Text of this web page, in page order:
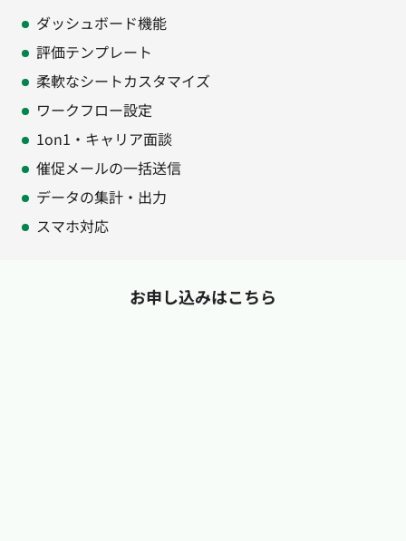
ダッシュボード機能
評価テンプレート
柔軟なシートカスタマイズ
ワークフロー設定
1on1・キャリア面談
催促メールの一括送信
データの集計・出力
スマホ対応
お申し込みはこちら